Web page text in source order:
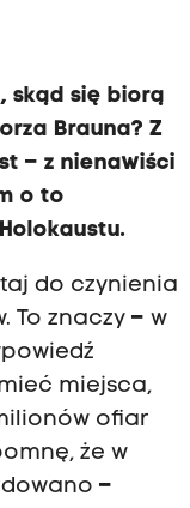
skąd się biorą
Brauna? Z
– z nienawiści
o to
do czynienia
To znaczy – w
miejsca,
ofiar
że w
–